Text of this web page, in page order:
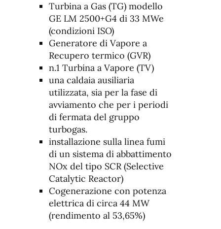
Turbina a Gas (TG) modello
GE LM 2500+G4 di 33 MWe
(condizioni ISO)
Generatore di Vapore a
Recupero termico (GVR)
n.1 Turbina a Vapore (TV)
una caldaia ausiliaria
utilizzata, sia per la fase di
avviamento che per i periodi
di fermata del gruppo
turbogas.
installazione sulla linea fumi
di un sistema di abbattimento
NOx del tipo SCR (Selective
Catalytic Reactor)
Cogenerazione con potenza
elettrica di circa 44 MW
(rendimento al 53,65%)